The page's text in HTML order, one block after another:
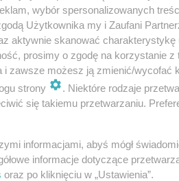
od możliwości
zapytany też o
zostanie podjęta
dla
to oznaczać, że
nie rozwijającego się
wybór spersonalizowanych
Użytkownika my i Zaufani
aktywnie skanować
prosimy o zgodę na korzystanie z
i zawsze możesz ją zmienić/
strony
. Niektóre rodzaje
się takiemu przetwarzaniu.
informacjami, abyś mógł
informacje dotyczące
oraz po kliknięciu w „Ustawienia”.